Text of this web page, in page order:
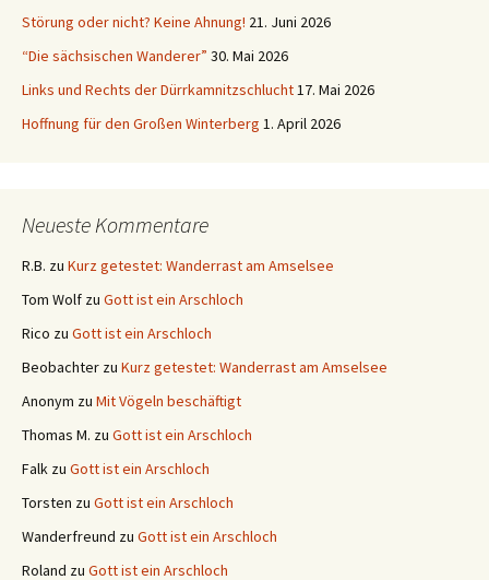
Störung oder nicht? Keine Ahnung! 21. Juni 2026
“Die sächsischen Wanderer” 30. Mai 2026
Links und Rechts der Dürrkamnitzschlucht17. Mai 2026
Hoffnung für den Großen Winterberg 1. April 2026
Neueste Kommentare
R.B. zu Kurz getestet: Wanderrast am Amselsee
Tom Wolf zu Gott ist ein Arschloch
Rico zu Gott ist ein Arschloch
Beobachter zu Kurz getestet: Wanderrast am Amselsee
Anonym zu Mit Vögeln beschäftigt
Thomas M. zu Gott ist ein Arschloch
Falk zu Gott ist ein Arschloch
Torsten zu Gott ist ein Arschloch
Wanderfreund zu Gott ist ein Arschloch
Roland zu Gott ist ein Arschloch